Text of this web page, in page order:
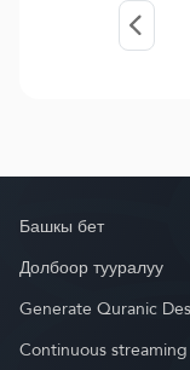
Башкы бет
Долбоор тууралуу
Generate Quranic
Continuous